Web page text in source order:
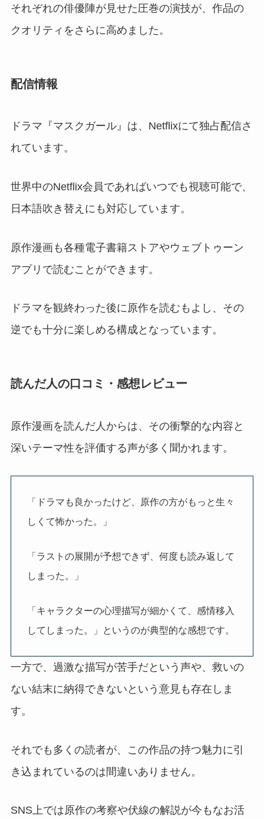
それぞれの俳優陣が見せた圧巻の演技が、作品の
クオリティをさらに高めました。
配信情報
ドラマ『マスクガール』は、Netflixにて独占配信さ
れています。
世界中のNetflix会員であればいつでも視聴可能で、
日本語吹き替えにも対応しています。
原作漫画も各種電子書籍ストアやウェブトゥーン
アプリで読むことができます。
ドラマを観終わった後に原作を読むもよし、その
逆でも十分に楽しめる構成となっています。
読んだ人の口コミ・感想レビュー
原作漫画を読んだ人からは、その衝撃的な内容と
深いテーマ性を評価する声が多く聞かれます。
「ドラマも良かったけど、原作の方がもっと生々
しくて怖かった。」
「ラストの展開が予想できず、何度も読み返して
しまった。」
「キャラクターの心理描写が細かくて、感情移入
してしまった。」というのが典型的な感想です。
一方で、過激な描写が苦手だという声や、救いの
ない結末に納得できないという意見も存在しま
す。
それでも多くの読者が、この作品の持つ魅力に引
き込まれているのは間違いありません。
SNS上では原作の考察や伏線の解説が今もなお活